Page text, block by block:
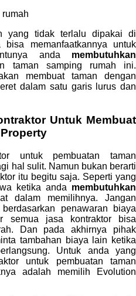
yang tidak terlalu dipakai di
memanfaatkannya untuk
anda membutuhkan
taman samping rumah ini.
membuat taman dengan
dalam satu garis lurus dan
Untuk Membuat
untuk pembuatan taman
hal sulit. Namun bukan berarti
itu begitu saja. Seperti yang
ketika anda membutuhkan
dalam memilihnya. Jangan
penawaran biaya
semua jasa kontraktor bisa
Dan pada akhirnya pihak
tambahan biaya lain ketika
Untuk anda yang
untuk pembuatan taman
adalah memilih Evolution